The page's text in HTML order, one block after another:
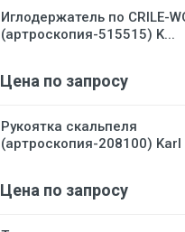
Иглодержатель по CRILE-
(артроскопия-515515) K...
Цена по запросу
Рукоятка скальпеля
(артроскопия-208100) Karl
Цена по запросу